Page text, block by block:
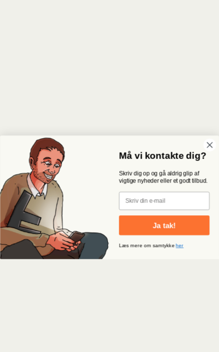
Må vi kontakte dig?
Skriv dig op og gå aldrig glip af
vigtige nyheder eller et godt tilbud.
Email
Ja tak!
Læs mere om samtykkeher